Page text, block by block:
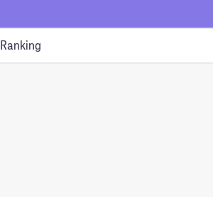
Ranking